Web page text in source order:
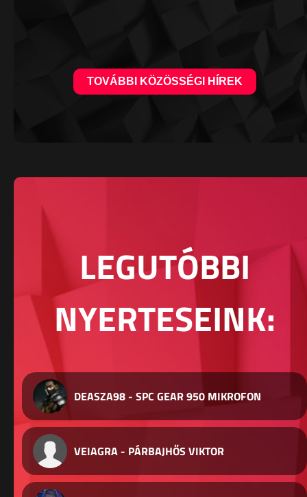
TOVÁBBI KÖZÖSSÉGI HÍREK
LEGUTÓBBI
NYERTESEINK:
DEASZA98 - SPC GEAR 950 MIKROFON
VEIAGRA - PÁRBAJHŐS VIKTOR